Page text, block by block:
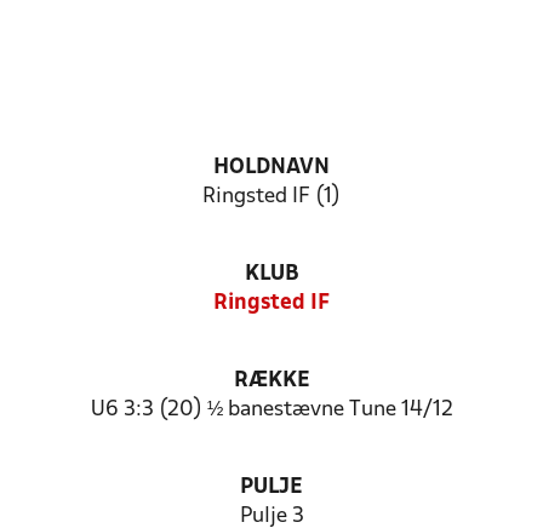
HOLDNAVN
Ringsted IF (1)
KLUB
Ringsted IF
RÆKKE
U6 3:3 (20) ½ banestævne Tune 14/12
PULJE
Pulje 3